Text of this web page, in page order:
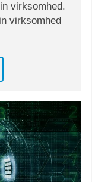
virksomhed.
virksomhed